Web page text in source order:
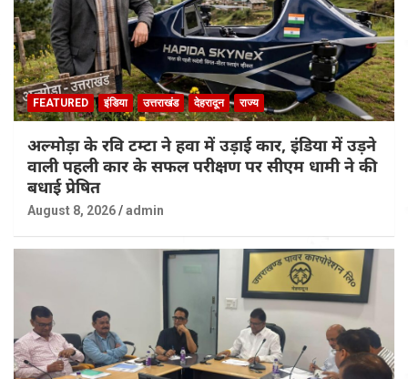
FEATURED इंडिया उत्तराखंड देहरादून राज्य
अल्मोड़ा के रवि टम्टा ने हवा में उड़ाई कार, इंडिया में उड़ने
वाली पहली कार के सफल परीक्षण पर सीएम धामी ने की
बधाई प्रेषित
August 8, 2026 admin